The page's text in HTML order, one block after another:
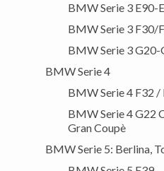
BMW Serie 3 E90-
BMW Serie 3 F30/
BMW Serie 3
BMW Serie 4
BMW Serie 4 F32 /
BMW Serie 4 G22
Gran Coupè
BMW Serie 5: Berlina,